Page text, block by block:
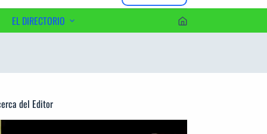
EL DIRECTORIO
del Editor